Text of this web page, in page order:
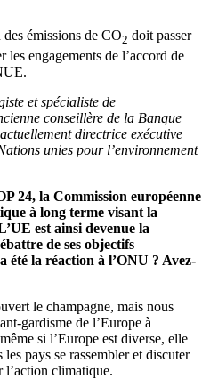
émissions de CO2 doit passer
les engagements de l’accord de
et spécialiste de
conseillère de la Banque
directrice exécutive
unies pour l’environnement
24, la Commission européenne
à long terme visant la
est ainsi devenue la
de ses objectifs
été la réaction à l’ONU ? Avez-
le champagne, mais nous
gardisme de l’Europe à
si l’Europe est diverse, elle
pays se rassembler et discuter
l’action climatique.